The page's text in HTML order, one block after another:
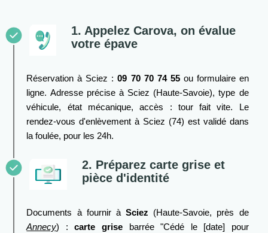
1. Appelez Carova, on évalue
votre épave
Réservation à Sciez :09 70 70 74 55ou formulaire en
ligne. Adresse précise à Sciez (Haute-Savoie), type de
véhicule, état mécanique, accès : tour fait vite. Le
rendez-vous d'enlèvement à Sciez (74) est validé dans
la foulée, pour les 24h.
2. Préparez carte grise et
pièce d'identité
Documents à fournir àSciez (Haute-Savoie, près de
Annecy) :carte grisebarrée "Cédé le [date] pour